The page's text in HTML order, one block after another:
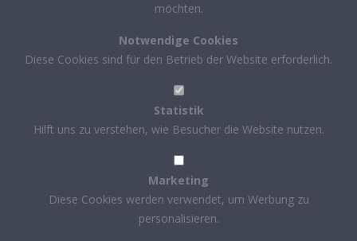
möchten.
Notwendige Cookies
Diese Cookies sind für den Betrieb der Website erforderlich.
Statistik
Hilft uns zu verstehen, wie Besucher die Website nutzen.
Marketing
Diese Cookies werden verwendet, um Werbung zu
personalisieren.